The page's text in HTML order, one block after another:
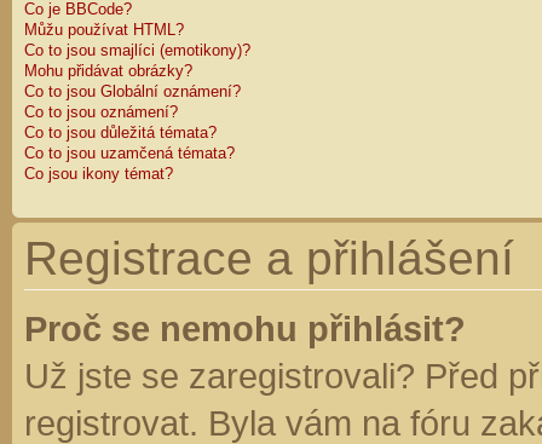
Co je BBCode?
Můžu používat HTML?
Co to jsou smajlíci (emotikony)?
Mohu přidávat obrázky?
Co to jsou Globální oznámení?
Co to jsou oznámení?
Co to jsou důležitá témata?
Co to jsou uzamčená témata?
Co jsou ikony témat?
Registrace a přihlášení
Proč se nemohu přihlásit?
Už jste se zaregistrovali? Před
registrovat. Byla vám na fóru